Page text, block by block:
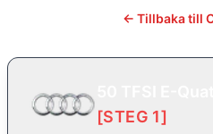
← Tillbaka till
[STEG 1]